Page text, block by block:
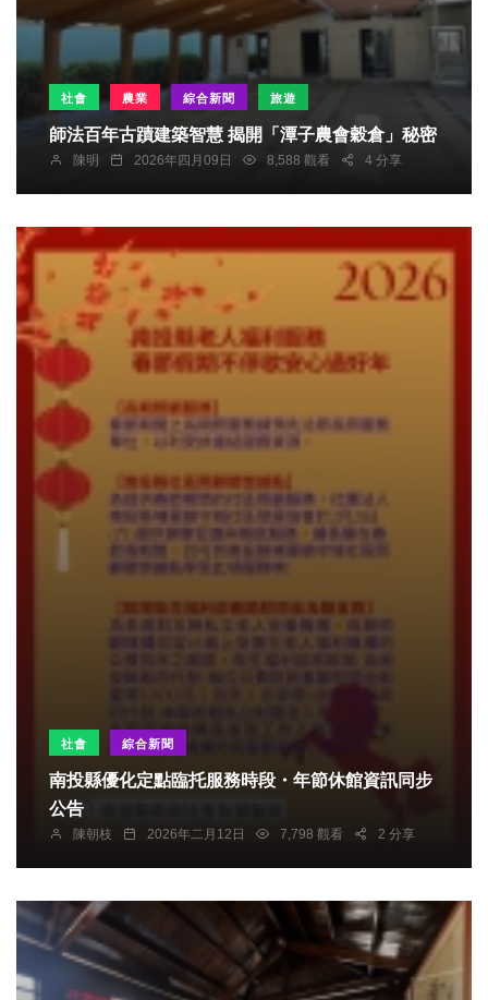
社會 農業 綜合新聞 旅遊
師法百年古蹟建築智慧 揭開「潭子農會穀倉」秘密
陳明 2026年四月09日 8,588 觀看 4 分享
社會 綜合新聞
南投縣優化定點臨托服務時段・年節休館資訊同步
公告
陳朝枝 2026年二月12日 7,798 觀看 2 分享